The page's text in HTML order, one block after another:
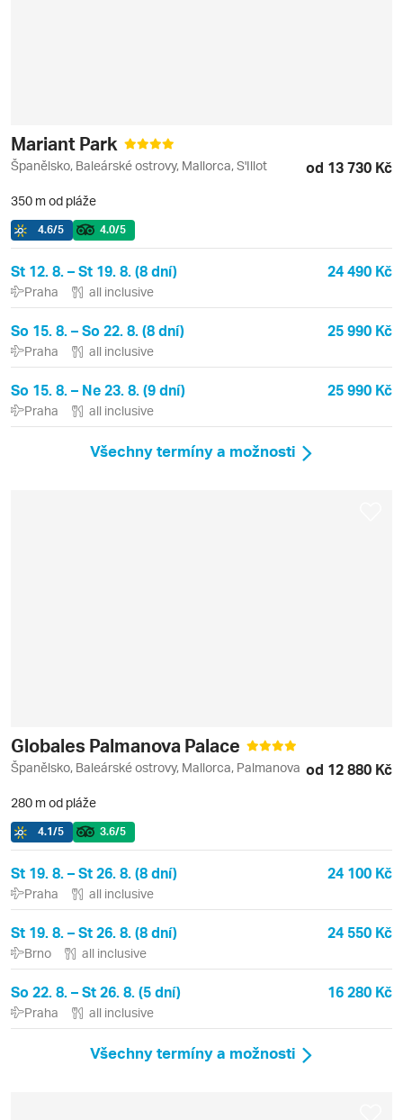
Mariant Park
Španělsko, Baleárské ostrovy, Mallorca, S'Illot od 13 730 Kč
350 m od pláže
4.6/5 4.0/5
St 12. 8. – St 19. 8. (8 dní) 24 490 Kč
Praha all inclusive
So 15. 8. – So 22. 8. (8 dní) 25 990 Kč
Praha all inclusive
So 15. 8. – Ne 23. 8. (9 dní) 25 990 Kč
Praha all inclusive
Všechny termíny a možnosti
Globales Palmanova Palace
Španělsko, Baleárské ostrovy, Mallorca, Palmanova od 12 880 Kč
280 m od pláže
4.1/5 3.6/5
St 19. 8. – St 26. 8. (8 dní) 24 100 Kč
Praha all inclusive
St 19. 8. – St 26. 8. (8 dní) 24 550 Kč
Brno all inclusive
So 22. 8. – St 26. 8. (5 dní) 16 280 Kč
Praha all inclusive
Všechny termíny a možnosti